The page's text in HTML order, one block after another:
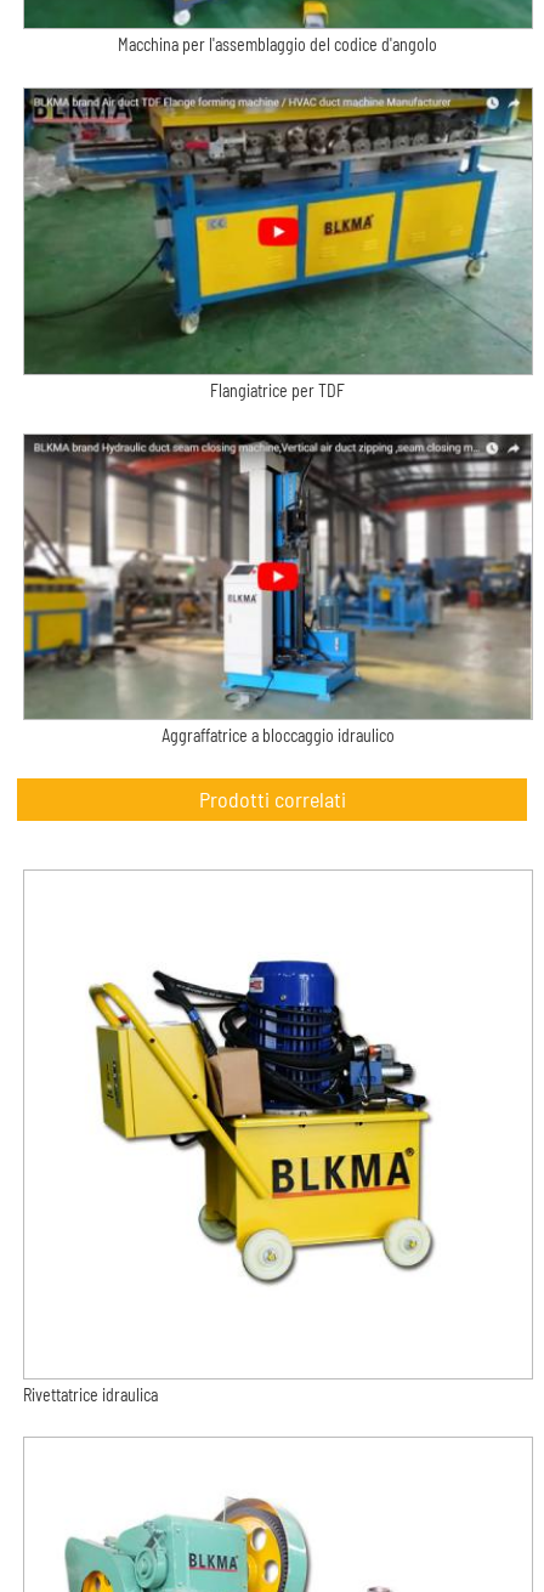
Macchina per l'assemblaggio del codice d'angolo
Flangiatrice per TDF
Aggraffatrice a bloccaggio idraulico
Prodotti correlati
Rivettatrice idraulica